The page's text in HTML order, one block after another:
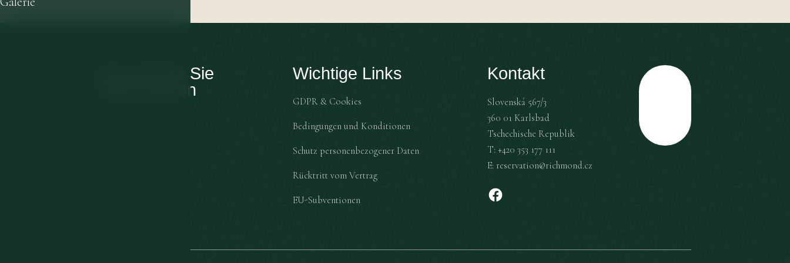
Das könnte Sie
interessieren
Wichtige Links
GDPR & Cookies
Bedingungen und Konditionen
Schutz personenbezogener Daten
Rücktritt vom Vertrag
EU-Subventionen
Kontakt
Slovenská 567/3
360 01 Karlsbad
Tschechische Republik
T: +420 353 177 111
E: reservation@richmond.cz